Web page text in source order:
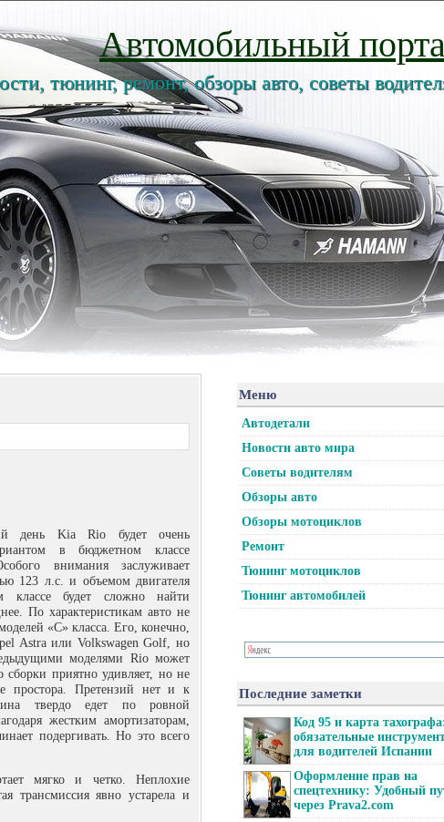
Автомобильный
тюнинг, ремонт, обзоры авто, советы
день Kia Rio будет очень
в бюджетном классе
внимания заслуживает
123 л.с. и объемом двигателя
будет сложно найти
По характеристикам авто не
«С» класса. Его, конечно,
Astra или Volkswagen Golf, но
моделями Rio может
сборки приятно удивляет, но не
простора. Претензий нет и к
твердо едет по ровной
жестким амортизаторам,
подергивать. Но это всего
мягко и четко. Неплохие
трансмиссия явно устарела и
Меню
Автодетали
Новости авто мира
Советы водителям
Обзоры авто
Обзоры мотоциклов
Ремонт
Тюнинг мотоциклов
Тюнинг автомобилей
Последние заметки
Код 95 и карта
обязательные
для водителей Испании
Оформление прав на
спецтехнику: Удобный
через Prava2.com